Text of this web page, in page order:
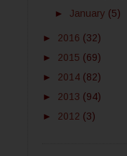
► January (5)
► 2016 (32)
► 2015 (69)
► 2014 (82)
► 2013 (94)
► 2012 (3)